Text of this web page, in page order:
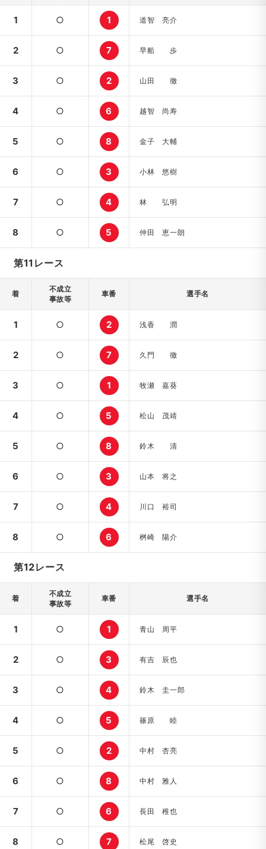
1 ○ 1 道智 亮介
2 ○ 7 早船 歩
3 ○ 2 山田 徹
4 ○ 6 越智 尚寿
5 ○ 8 金子 大輔
6 ○ 3 小林 悠樹
7 ○ 4 林 弘明
8 ○ 5 仲田 恵一朗
第11レース
着
不成立
事故等
車番 選手名
1 ○ 2 浅香 潤
2 ○ 7 久門 徹
3 ○ 1 牧瀬 嘉葵
4 ○ 5 松山 茂靖
5 ○ 8 鈴木 清
6 ○ 3 山本 将之
7 ○ 4 川口 裕司
8 ○ 6 桝崎 陽介
第12レース
着
不成立
事故等
車番 選手名
1 ○ 1 青山 周平
2 ○ 3 有吉 辰也
3 ○ 4 鈴木 圭一郎
4 ○ 5 篠原 睦
5 ○ 2 中村 杏亮
6 ○ 8 中村 雅人
7 ○ 6 長田 稚也
8 ○ 7 松尾 啓史